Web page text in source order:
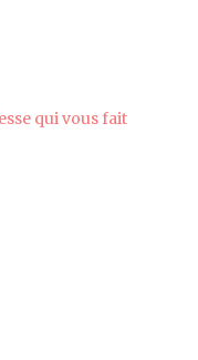
qui vous fait